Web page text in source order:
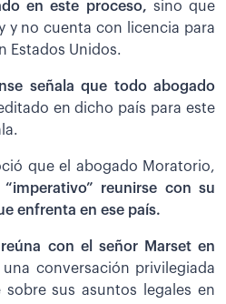
en este proceso, sino que
y no cuenta con licencia para
Estados Unidos.
señala que todo abogado
en dicho país para este
que el abogado Moratorio,
reunirse con su
enfrenta en ese país.
con el señor Marset en
conversación privilegiada
sus asuntos legales en